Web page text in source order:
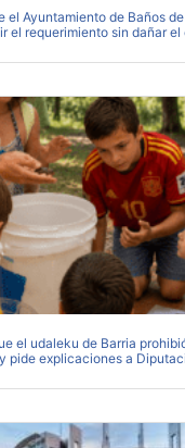
el Ayuntamiento de Baños
el requerimiento sin dañar
el udaleku de Barria
pide explicaciones a